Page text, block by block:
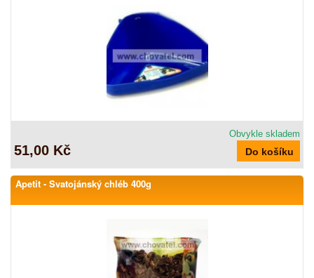
Obvykle skladem
51,00 Kč
Apetit - Svatojánský chléb 400g